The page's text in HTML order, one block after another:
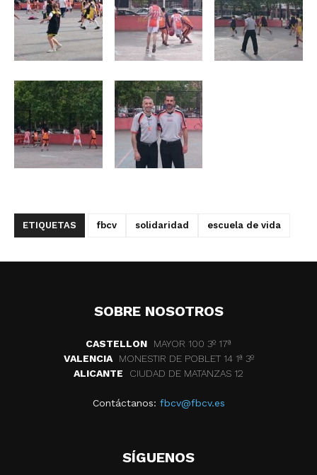
ETIQUETAS fbcv solidaridad escuela de vida
SOBRE NOSOTROS
CASTELLON
MAYOR 100 3º 17ª
VALENCIA
MONESTIR DE POBLET 14 1ª 3º
ALICANTE
CIUDAD DE MATANZAS 12
Contáctanos: fbcv@fbcv.es
SÍGUENOS